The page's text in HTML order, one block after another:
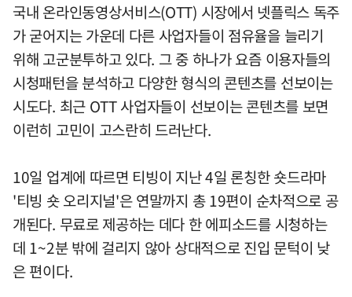
국내 온라인동영상서비스(OTT) 시장에서 넷플릭스 독주
가 굳어지는 가운데 다른 사업자들이 점유율을 늘리기
위해 고군분투하고 있다. 그 중 하나가 요즘 이용자들의
시청패턴을 분석하고 다양한 형식의 콘텐츠를 선보이는
시도다. 최근 OTT 사업자들이 선보이는 콘텐츠를 보면
이런히 고민이 고스란히 드러난다.
10일 업계에 따르면 티빙이 지난 4일 론칭한 숏드라마
'티빙 숏 오리지널'은 연말까지 총 19편이 순차적으로 공
개된다. 무료로 제공하는 데다 한 에피소드를 시청하는
데 1~2분 밖에 걸리지 않아 상대적으로 진입 문턱이 낮
은 편이다.